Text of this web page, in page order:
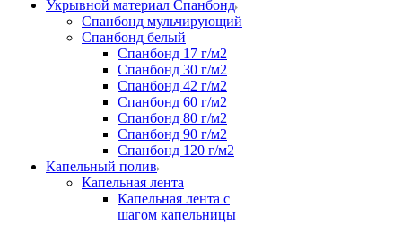
Укрывной материал Спанбонд
Спанбонд мульчирующий
Спанбонд белый
Спанбонд 17 г/м2
Спанбонд 30 г/м2
Спанбонд 42 г/м2
Спанбонд 60 г/м2
Спанбонд 80 г/м2
Спанбонд 90 г/м2
Спанбонд 120 г/м2
Капельный полив
Капельная лента
Капельная лента с
шагом капельницы